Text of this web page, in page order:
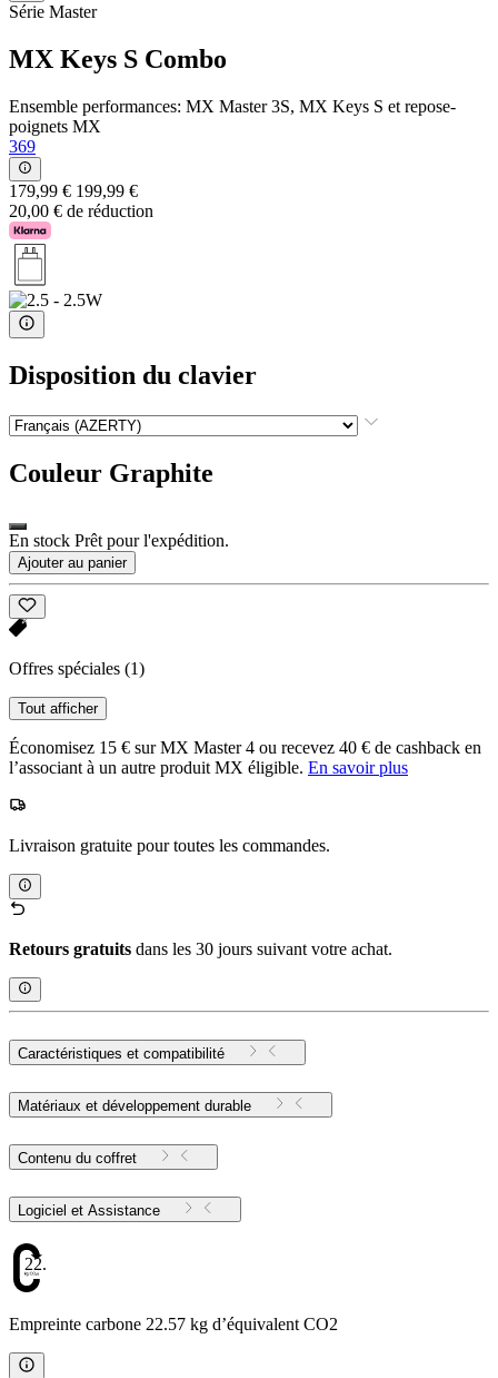
Série Master
MX Keys S Combo
Ensemble performances: MX Master 3S, MX Keys S et repose-
poignets MX
369
179,99 € 199,99 €
20,00 € de réduction
Disposition du clavier
Couleur Graphite
En stock Prêt pour l'expédition.
Ajouter au panier
Offres spéciales (1)
Tout afficher
Économisez 15 € sur MX Master 4 ou recevez 40 € de cashback en
l’associant à un autre produit MX éligible. En savoir plus
Livraison gratuite pour toutes les commandes.
Retours gratuits dans les 30 jours suivant votre achat.
Caractéristiques et compatibilité
Matériaux et développement durable
Contenu du coffret
Logiciel et Assistance
22.57
Empreinte carbone 22.57 kg d’équivalent CO2